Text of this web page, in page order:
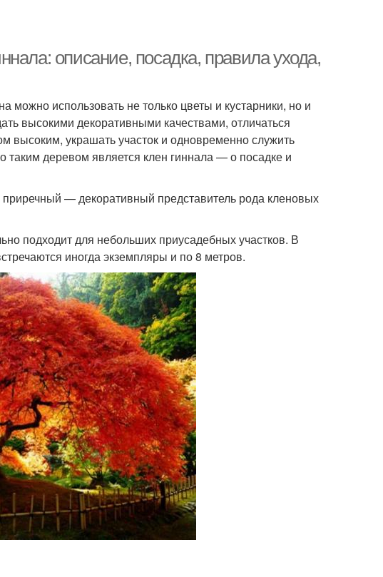
описание, посадка, правила ухода,
можно использовать не только цветы и кустарники, но и
высокими декоративными качествами, отличаться
высоким, украшать участок и одновременно служить
деревом является клен гиннала — о посадке и
— декоративный представитель рода кленовых
подходит для небольших приусадебных участков. В
иногда экземпляры и по 8 метров.